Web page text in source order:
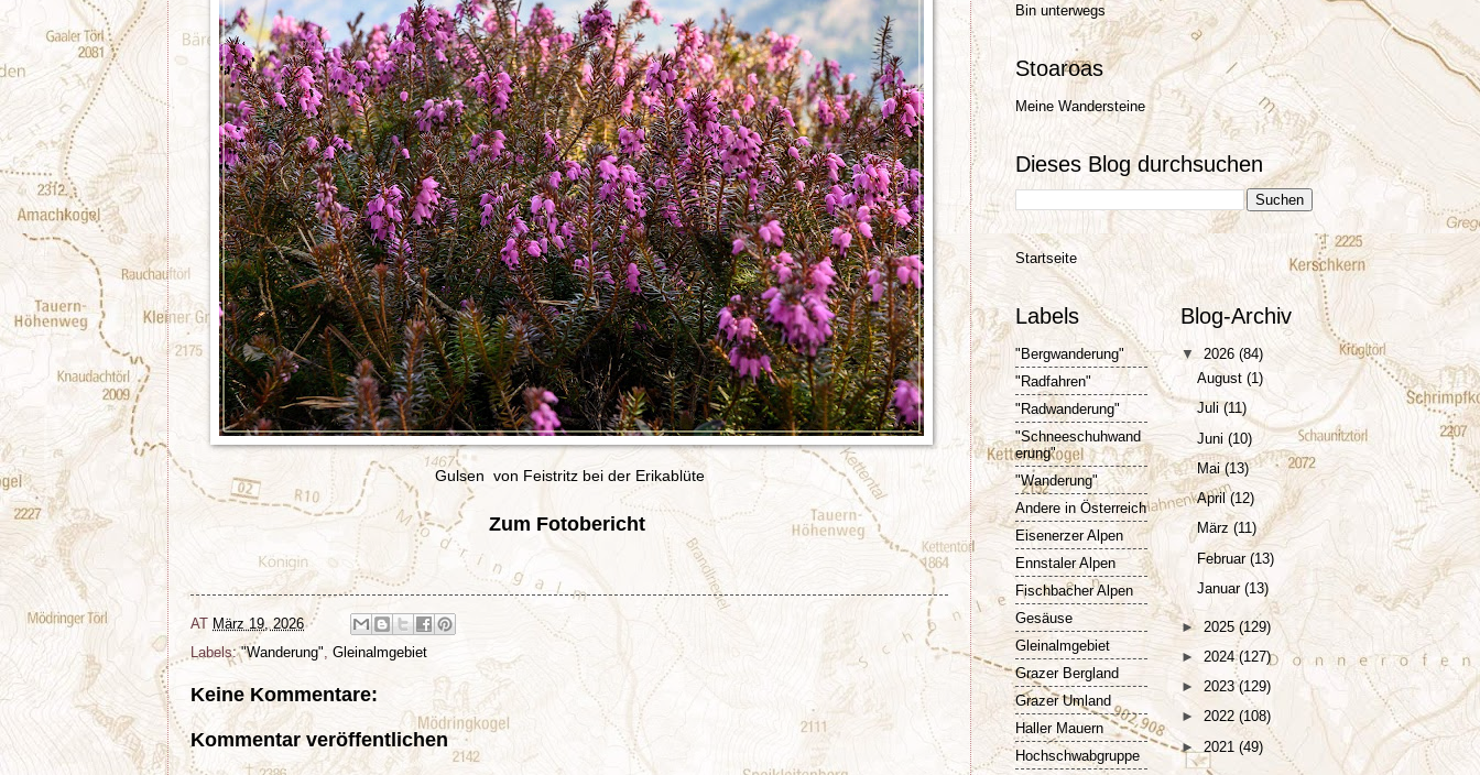
Gulsen von Feistritz bei der Erikablüte
Zum Fotobericht
AT März 19, 2026
Labels:"Wanderung", Gleinalmgebiet
Keine Kommentare:
Kommentar veröffentlichen
Bin unterwegs
Stoaroas
Meine Wandersteine
Dieses Blog durchsuchen
Startseite
Labels
"Bergwanderung"
"Radfahren"
"Radwanderung"
"Schneeschuhwand
erung"
"Wanderung"
Andere in Österreich
Eisenerzer Alpen
Ennstaler Alpen
Fischbacher Alpen
Gesäuse
Gleinalmgebiet
Grazer Bergland
Grazer Umland
Haller Mauern
Hochschwabgruppe
Blog-Archiv
▼ 2026 (84)
August(1)
Juli(11)
Juni(10)
Mai(13)
April(12)
März(11)
Februar(13)
Januar(13)
► 2025 (129)
► 2024(127)
► 2023(129)
► 2022 (108)
► 2021 (49)